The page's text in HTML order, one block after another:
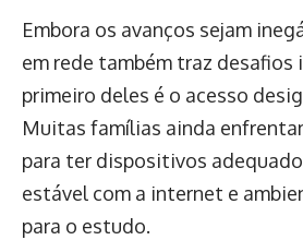
Embora os avanços sejam
em rede também traz desafios
primeiro deles é o acesso
Muitas famílias ainda
para ter dispositivos
estável com a internet e
para o estudo.